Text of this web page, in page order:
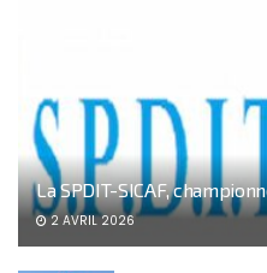
La SPDIT-SICAF,
2 AVRIL 2026